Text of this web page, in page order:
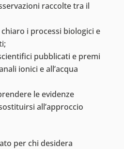
raccolte tra il
i processi biologici e
pubblicati e premi
ionici e all’acqua
le evidenze
all’approccio
per chi desidera